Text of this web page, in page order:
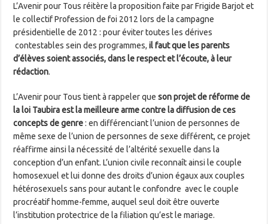
L’Avenir pour Tous réitère la proposition faite par Frigide Barjot et
le collectif Profession de foi 2012 lors de la campagne
présidentielle de 2012 : pour éviter toutes les dérives
contestables sein des programmes,il faut que les parents
d’élèves soient associés, dans le respect et l’écoute, à leur
rédaction.
L’Avenir pour Tous tient à rappeler queson projet de réforme de
la loi Taubira est la meilleure arme contre la diffusion de ces
concepts de genre: en différenciant l’union de personnes de
même sexe de l’union de personnes de sexe différent, ce projet
réaffirme ainsi la nécessité de l’altérité sexuelle dans la
conception d’un enfant. L’union civile reconnaît ainsi le couple
homosexuel et lui donne des droits d’union égaux aux couples
hétérosexuels sans pour autant le confondre avec le couple
procréatif homme-femme, auquel seul doit être ouverte
l’institution protectrice de la filiation qu’est le mariage.